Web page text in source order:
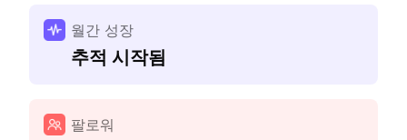
월간 성장
추적 시작됨
팔로워